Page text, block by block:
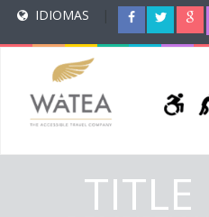
IDIOMAS
TITLE